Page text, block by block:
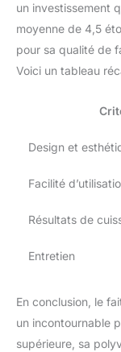
un investissement
moyenne de 4,5
pour sa qualité de
Voici un tableau
Design et
Facilité
Résultats de
Entretien
En conclusion, le
un incontournable
supérieure, sa